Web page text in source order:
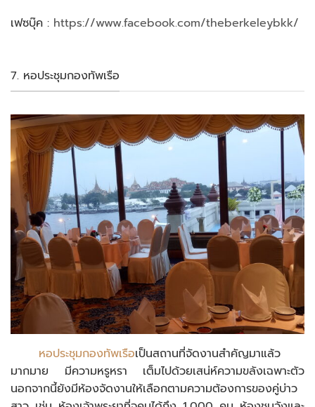
เฟซบุ๊ค : https://www.facebook.com/theberkeleybkk/
7. หอประชุมกองทัพเรือ
หอประชุมกองทัพเรือเป็นสถานที่จัดงานสำคัญมาแล้ว
มากมาย มีความหรูหรา เต็มไปด้วยเสน่ห์ความขลังเฉพาะตัว
นอกจากนี้ยังมีห้องจัดงานให้เลือกตามความต้องการของคู่บ่าว